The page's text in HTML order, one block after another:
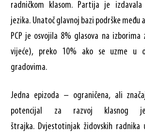
radničkom klasom. Partija je
jezika. Unatoč glavnoj bazi podrške među
PCP je osvojila 8% glasova na izborima
vijeće), preko 10% ako se uzme u
gradovima.
Jedna epizoda – ograničena, ali
potencijal za razvoj klasnog
štrajka. Dvjestotinjak židovskih